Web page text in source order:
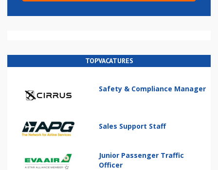
TOPVACATURES
Safety & Compliance Manager
Sales Support Staff
Junior Passenger Traffic
Officer